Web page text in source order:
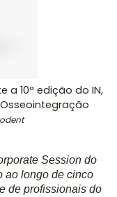
a 10ª edição do IN,
Session do
ao longo de cinco
de profissionais do